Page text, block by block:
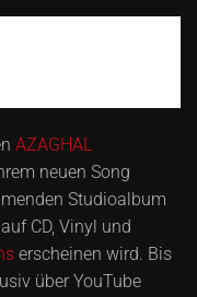
AZAGHAL
neuen Song
Studioalbum
CD, Vinyl und
erscheinen wird. Bis
über YouTube